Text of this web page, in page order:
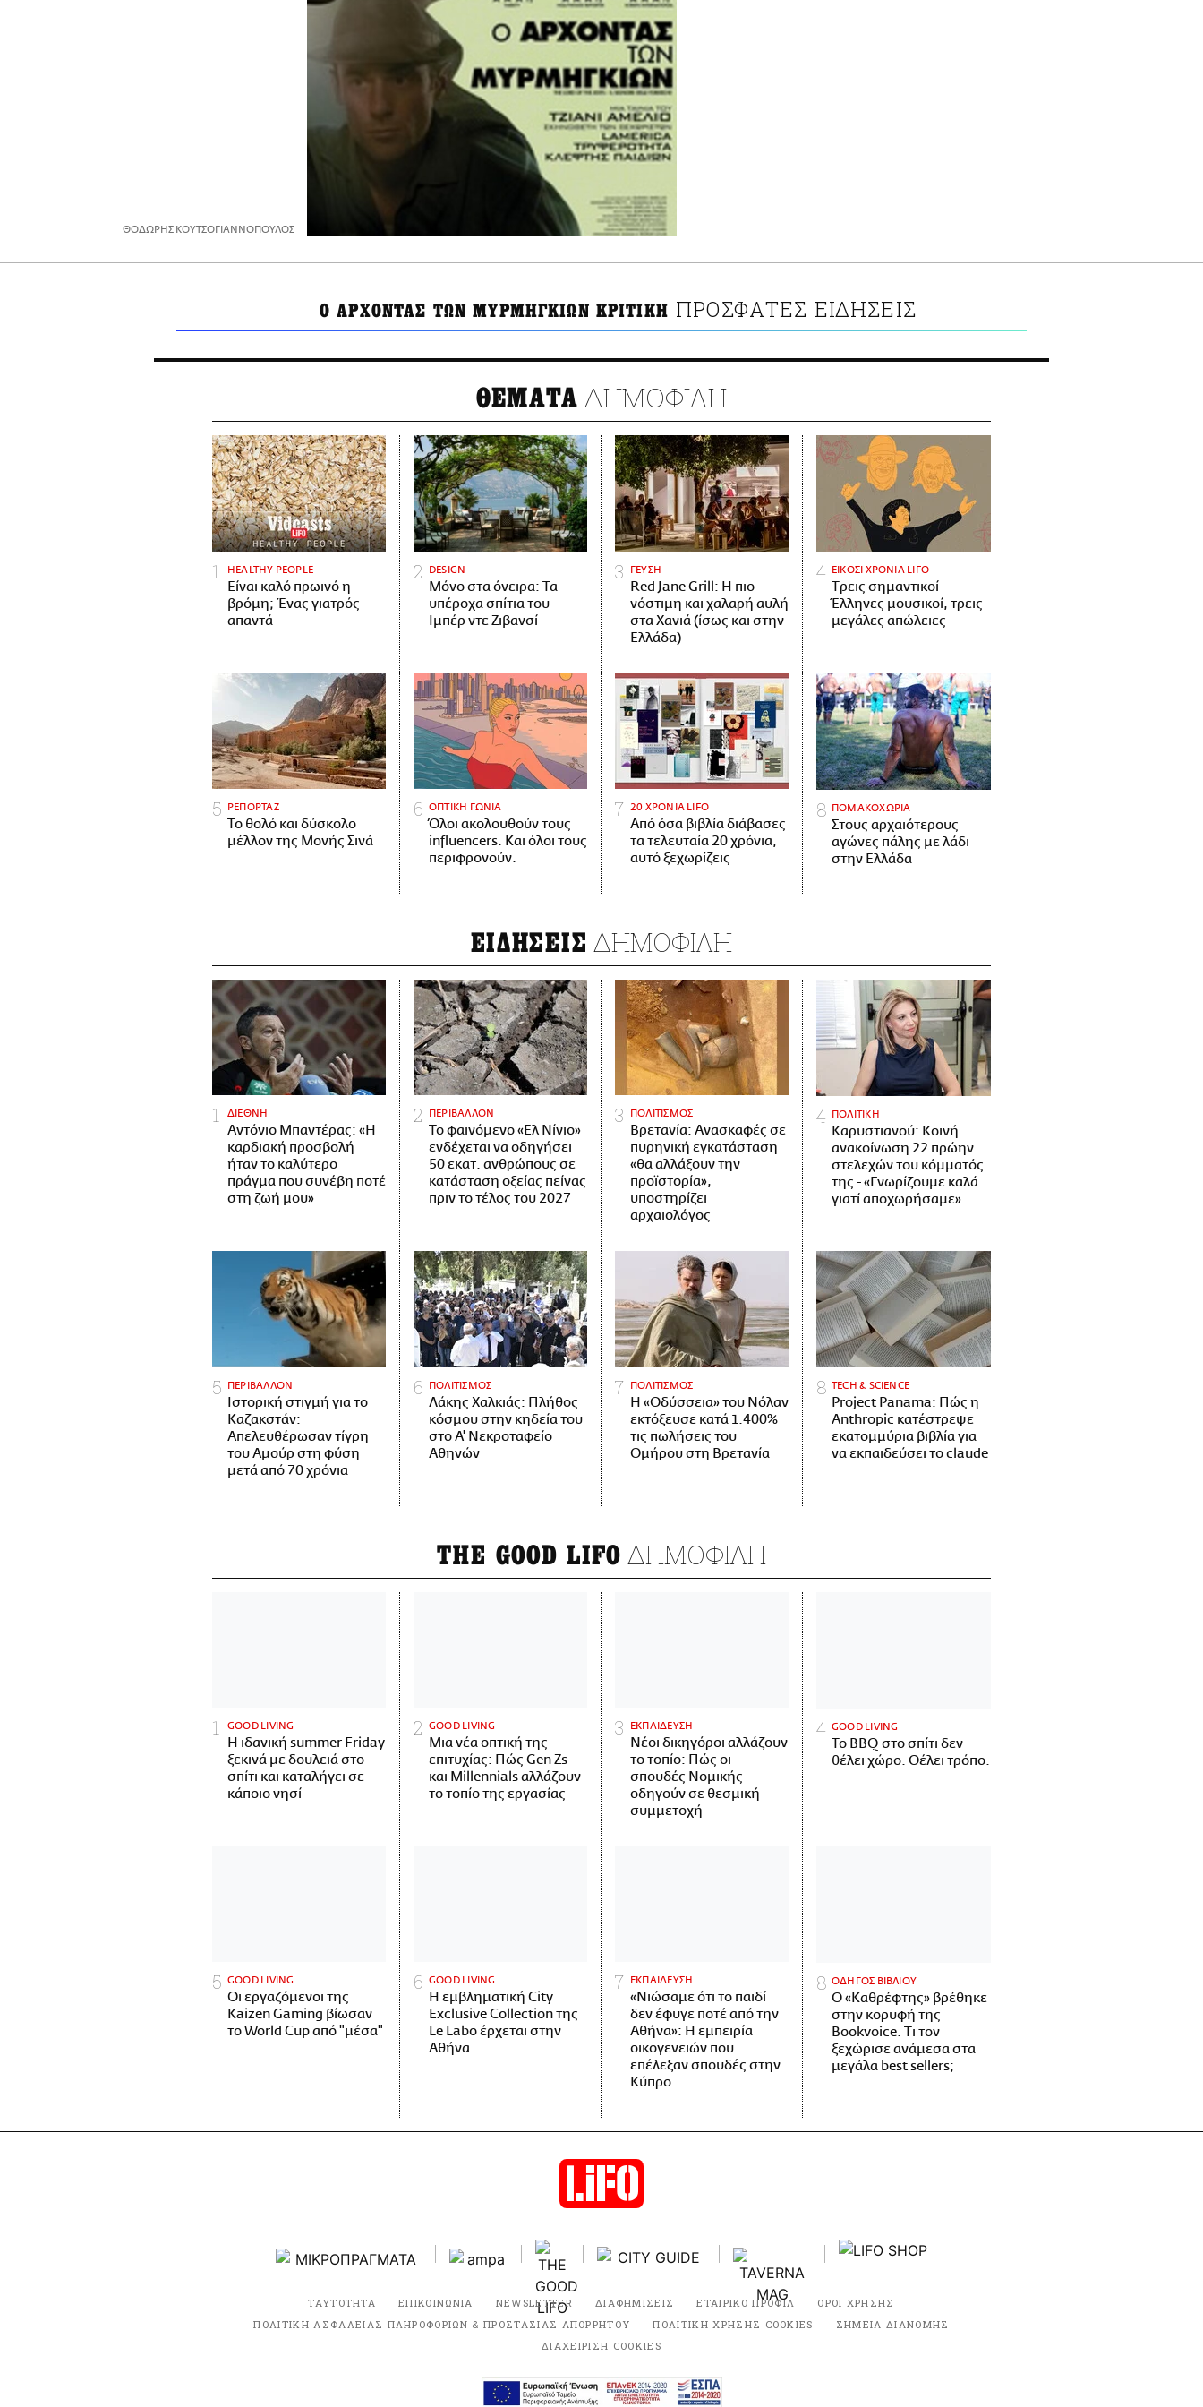
ΘΟΔΩΡΗΣ ΚΟΥΤΣΟΓΙΑΝΝΟΠΟΥΛΟΣ
O ΑΡΧΟΝΤΑΣ ΤΩΝ ΜΥΡΜΗΓΚΙΩΝ ΚΡΙΤΙΚΗ ΠΡΟΣΦΑΤΕΣ ΕΙΔΗΣΕΙΣ
ΘΕΜΑΤΑ ΔΗΜΟΦΙΛΗ
HEALTHY PEOPLE
Είναι καλό πρωινό η
βρόμη; Ένας γιατρός
απαντά
DESIGN
Μόνο στα όνειρα: Τα
υπέροχα σπίτια του
Ιμπέρ ντε Ζιβανσί
ΓΕΥΣΗ
Red Jane Grill: Η πιο
νόστιμη και χαλαρή αυλή
στα Χανιά (ίσως και στην
Ελλάδα)
ΕΙΚΟΣΙ ΧΡΟΝΙΑ LIFO
Tρεις σημαντικοί
Έλληνες μουσικοί, τρεις
μεγάλες απώλειες
ΡΕΠΟΡΤΑΖ
Το θολό και δύσκολο
μέλλον της Μονής Σινά
ΟΠΤΙΚΗ ΓΩΝΙΑ
Όλοι ακολουθούν τους
influencers. Και όλοι τους
περιφρονούν.
20 ΧΡΟΝΙΑ LIFO
Από όσα βιβλία διάβασες
τα τελευταία 20 χρόνια,
αυτό ξεχωρίζεις
ΠΟΜΑΚΟΧΩΡΙΑ
Στους αρχαιότερους
αγώνες πάλης με λάδι
στην Ελλάδα
ΕΙΔΗΣΕΙΣ ΔΗΜΟΦΙΛΗ
ΔΙΕΘΝΗ
Αντόνιο Μπαντέρας: «Η
καρδιακή προσβολή
ήταν το καλύτερο
πράγμα που συνέβη ποτέ
στη ζωή μου»
ΠΕΡΙΒΑΛΛΟΝ
Το φαινόμενο «Ελ Νίνιο»
ενδέχεται να οδηγήσει
50 εκατ. ανθρώπους σε
κατάσταση οξείας πείνας
πριν το τέλος του 2027
ΠΟΛΙΤΙΣΜΟΣ
Βρετανία: Ανασκαφές σε
πυρηνική εγκατάσταση
«θα αλλάξουν την
προϊστορία»,
υποστηρίζει
αρχαιολόγος
ΠΟΛΙΤΙΚΗ
Καρυστιανού: Κοινή
ανακοίνωση 22 πρώην
στελεχών του κόμματός
της - «Γνωρίζουμε καλά
γιατί αποχωρήσαμε»
ΠΕΡΙΒΑΛΛΟΝ
Ιστορική στιγμή για το
Καζακστάν:
Απελευθέρωσαν τίγρη
του Αμούρ στη φύση
μετά από 70 χρόνια
ΠΟΛΙΤΙΣΜΟΣ
Λάκης Χαλκιάς: Πλήθος
κόσμου στην κηδεία του
στο Α' Νεκροταφείο
Αθηνών
ΠΟΛΙΤΙΣΜΟΣ
Η «Οδύσσεια» του Νόλαν
εκτόξευσε κατά 1.400%
τις πωλήσεις του
Ομήρου στη Βρετανία
ΤECH & SCIENCE
Project Panama: Πώς η
Anthropic κατέστρεψε
εκατομμύρια βιβλία για
να εκπαιδεύσει το claude
THE GOOD LIFO ΔΗΜΟΦΙΛΗ
GOOD LIVING
Η ιδανική summer Friday
ξεκινά με δουλειά στο
σπίτι και καταλήγει σε
κάποιο νησί
GOOD LIVING
Μια νέα οπτική της
επιτυχίας: Πώς Gen Zs
και Millennials αλλάζουν
το τοπίο της εργασίας
ΕΚΠΑΙΔΕΥΣΗ
Νέοι δικηγόροι αλλάζουν
το τοπίο: Πώς οι
σπουδές Νομικής
οδηγούν σε θεσμική
συμμετοχή
GOOD LIVING
Το BBQ στο σπίτι δεν
θέλει χώρο. Θέλει τρόπο.
GOOD LIVING
Οι εργαζόμενοι της
Kaizen Gaming βίωσαν
το World Cup από "μέσα"
GOOD LIVING
Η εμβληματική City
Exclusive Collection της
Le Labo έρχεται στην
Αθήνα
ΕΚΠΑΙΔΕΥΣΗ
«Νιώσαμε ότι το παιδί
δεν έφυγε ποτέ από την
Αθήνα»: Η εμπειρία
οικογενειών που
επέλεξαν σπουδές στην
Κύπρο
ΟΔΗΓΟΣ ΒΙΒΛΙΟΥ
Ο «Καθρέφτης» βρέθηκε
στην κορυφή της
Bookvoice. Τι τον
ξεχώρισε ανάμεσα στα
μεγάλα best sellers;
ΤΑΥΤΟΤΗΤΑ ΕΠΙΚΟΙΝΩΝΙΑ NEWSLETTER ΔΙΑΦΗΜΙΣΕΙΣ ΕΤΑΙΡΙΚΟ ΠΡΟΦΙΛ
ΟΡΟΙ ΧΡΗΣΗΣ
ΠΟΛΙΤΙΚΗ ΑΣΦΑΛΕΙΑΣ ΠΛΗΡΟΦΟΡΙΩΝ & ΠΡΟΣΤΑΣΙΑΣ ΑΠΟΡΡΗΤΟΥ
ΠΟΛΙΤΙΚΗ ΧΡΗΣΗΣ COOKIES
ΣΗΜΕΙΑ ΔΙΑΝΟΜΗΣ
ΔΙΑΧΕΙΡΙΣΗ COOKIES